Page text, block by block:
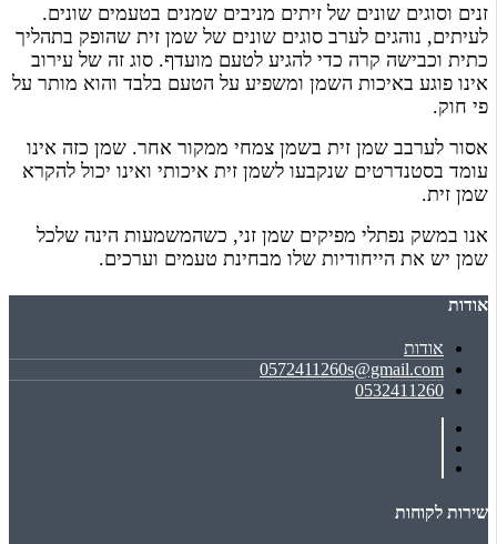
זנים וסוגים שונים של זיתים מניבים שמנים בטעמים שונים.
לעיתים, נוהגים לערב סוגים שונים של שמן זית שהופק בתהליך
כתית וכבישה קרה כדי להגיע לטעם מועדף. סוג זה של עירוב
אינו פוגע באיכות השמן ומשפיע על הטעם בלבד והוא מותר על
פי חוק.
אסור לערבב שמן זית בשמן צמחי ממקור אחר. שמן כזה אינו
עומד בסטנדרטים שנקבעו לשמן זית איכותי ואינו יכול להקרא
שמן זית.
אנו במשק נפתלי מפיקים שמן זני, כשהמשמעות הינה שלכל
שמן יש את הייחודיות שלו מבחינת טעמים וערכים.
אודות
אודות
0572411260s@gmail.com
0532411260
שירות לקוחות